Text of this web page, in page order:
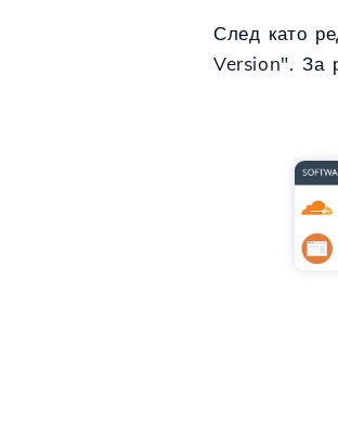
След като
Version". За